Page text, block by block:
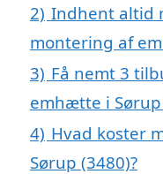
2) Indhent altid
montering af
3) Få nemt 3
emhætte i Sørup
4) Hvad koster
Sørup (3480)?